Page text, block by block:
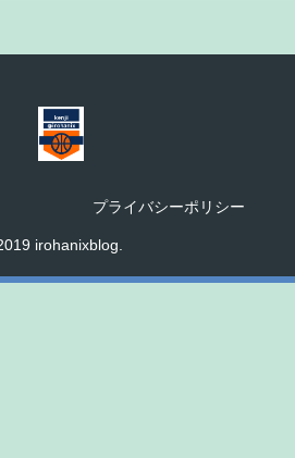
プライバシーポリシー
irohanixblog.